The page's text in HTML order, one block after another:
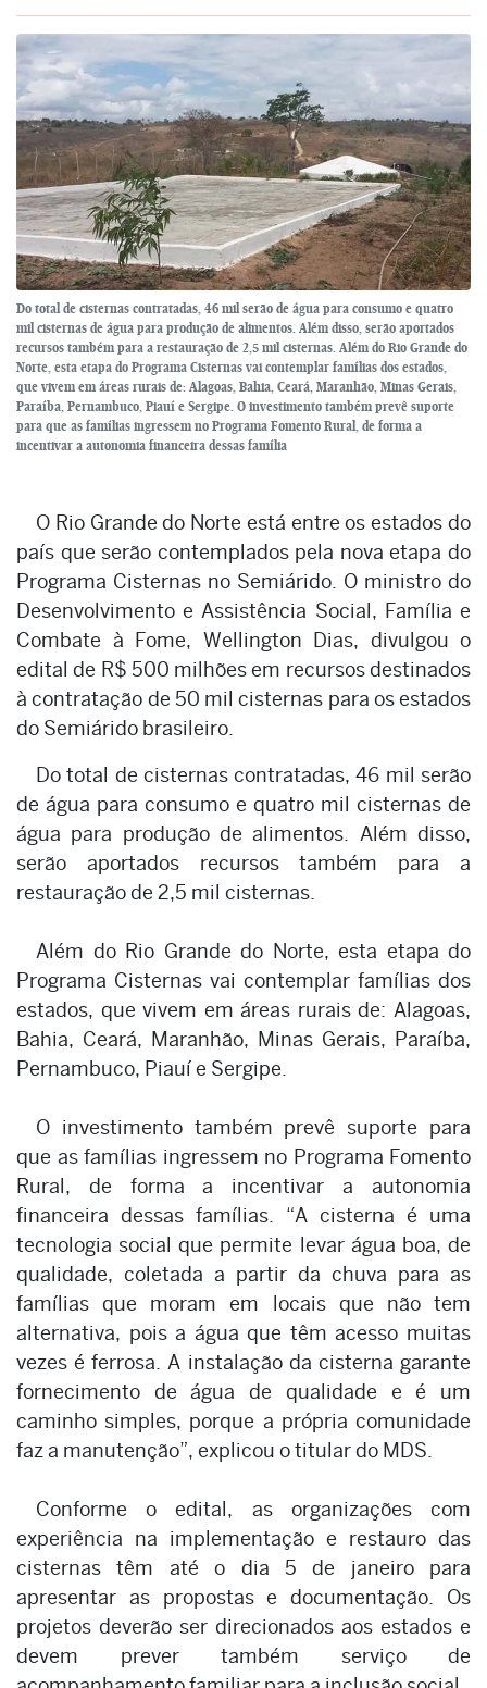
Do total de cisternas contratadas, 46 mil serão de água para consumo e quatro
mil cisternas de água para produção de alimentos. Além disso, serão aportados
recursos também para a restauração de 2,5 mil cisternas. Além do Rio Grande do
Norte, esta etapa do Programa Cisternas vai contemplar famílias dos estados,
que vivem em áreas rurais de: Alagoas, Bahia, Ceará, Maranhão, Minas Gerais,
Paraíba, Pernambuco, Piauí e Sergipe. O investimento também prevê suporte
para que as famílias ingressem no Programa Fomento Rural, de forma a
incentivar a autonomia financeira dessas família
O Rio Grande do Norte está entre os estados do
país que serão contemplados pela nova etapa do
Programa Cisternas no Semiárido. O ministro do
Desenvolvimento e Assistência Social, Família e
Combate à Fome, Wellington Dias, divulgou o
edital de R$ 500 milhões em recursos destinados
à contratação de 50 mil cisternas para os estados
do Semiárido brasileiro.
Do total de cisternas contratadas, 46 mil serão
de água para consumo e quatro mil cisternas de
água para produção de alimentos. Além disso,
serão aportados recursos também para a
restauração de 2,5 mil cisternas.
Além do Rio Grande do Norte, esta etapa do
Programa Cisternas vai contemplar famílias dos
estados, que vivem em áreas rurais de: Alagoas,
Bahia, Ceará, Maranhão, Minas Gerais, Paraíba,
Pernambuco, Piauí e Sergipe.
O investimento também prevê suporte para
que as famílias ingressem no Programa Fomento
Rural, de forma a incentivar a autonomia
financeira dessas famílias. “A cisterna é uma
tecnologia social que permite levar água boa, de
qualidade, coletada a partir da chuva para as
famílias que moram em locais que não tem
alternativa, pois a água que têm acesso muitas
vezes é ferrosa. A instalação da cisterna garante
fornecimento de água de qualidade e é um
caminho simples, porque a própria comunidade
faz a manutenção”, explicou o titular do MDS.
Conforme o edital, as organizações com
experiência na implementação e restauro das
cisternas têm até o dia 5 de janeiro para
apresentar as propostas e documentação. Os
projetos deverão ser direcionados aos estados e
devem prever também serviço de